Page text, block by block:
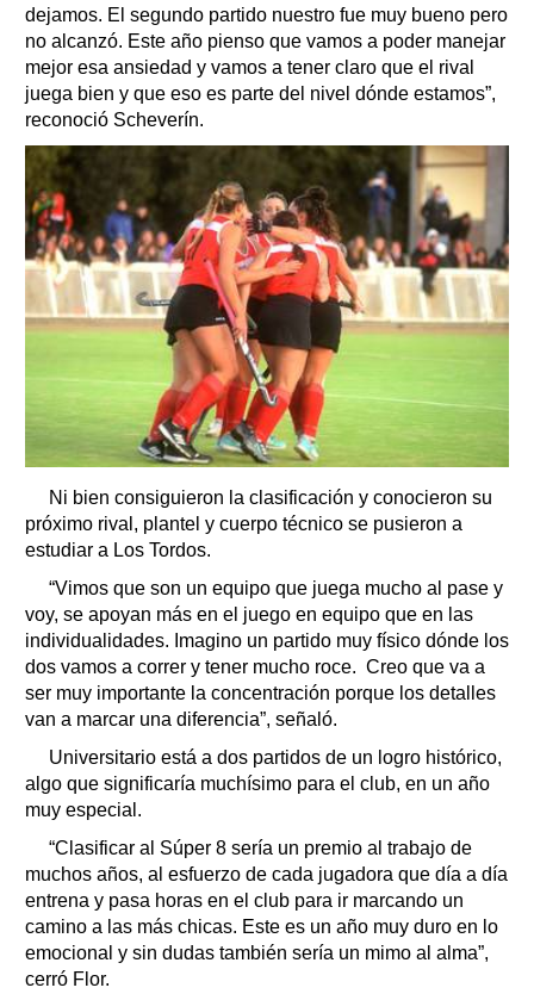
dejamos. El segundo partido nuestro fue muy bueno pero
no alcanzó. Este año pienso que vamos a poder manejar
mejor esa ansiedad y vamos a tener claro que el rival
juega bien y que eso es parte del nivel dónde estamos”,
reconoció Scheverín.
Ni bien consiguieron la clasificación y conocieron su
próximo rival, plantel y cuerpo técnico se pusieron a
estudiar a Los Tordos.
“Vimos que son un equipo que juega mucho al pase y
voy, se apoyan más en el juego en equipo que en las
individualidades. Imagino un partido muy físico dónde los
dos vamos a correr y tener mucho roce. Creo que va a
ser muy importante la concentración porque los detalles
van a marcar una diferencia”, señaló.
Universitario está a dos partidos de un logro histórico,
algo que significaría muchísimo para el club, en un año
muy especial.
“Clasificar al Súper 8 sería un premio al trabajo de
muchos años, al esfuerzo de cada jugadora que día a día
entrena y pasa horas en el club para ir marcando un
camino a las más chicas. Este es un año muy duro en lo
emocional y sin dudas también sería un mimo al alma”,
cerró Flor.